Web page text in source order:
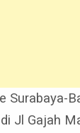
Surabaya-
Jl Gajah